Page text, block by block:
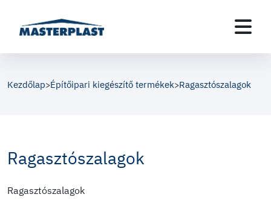
Kezdőlap>Építőipari kiegészítő termékek>Ragasztószalagok
Ragasztószalagok
Ragasztószalagok